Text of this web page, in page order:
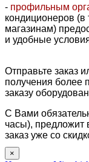
- профильным
кондиционеров (в
магазинам)
и удобные
Отправьте заказ
получения более
заказу
С Вами
часы),
заказ уже со
×